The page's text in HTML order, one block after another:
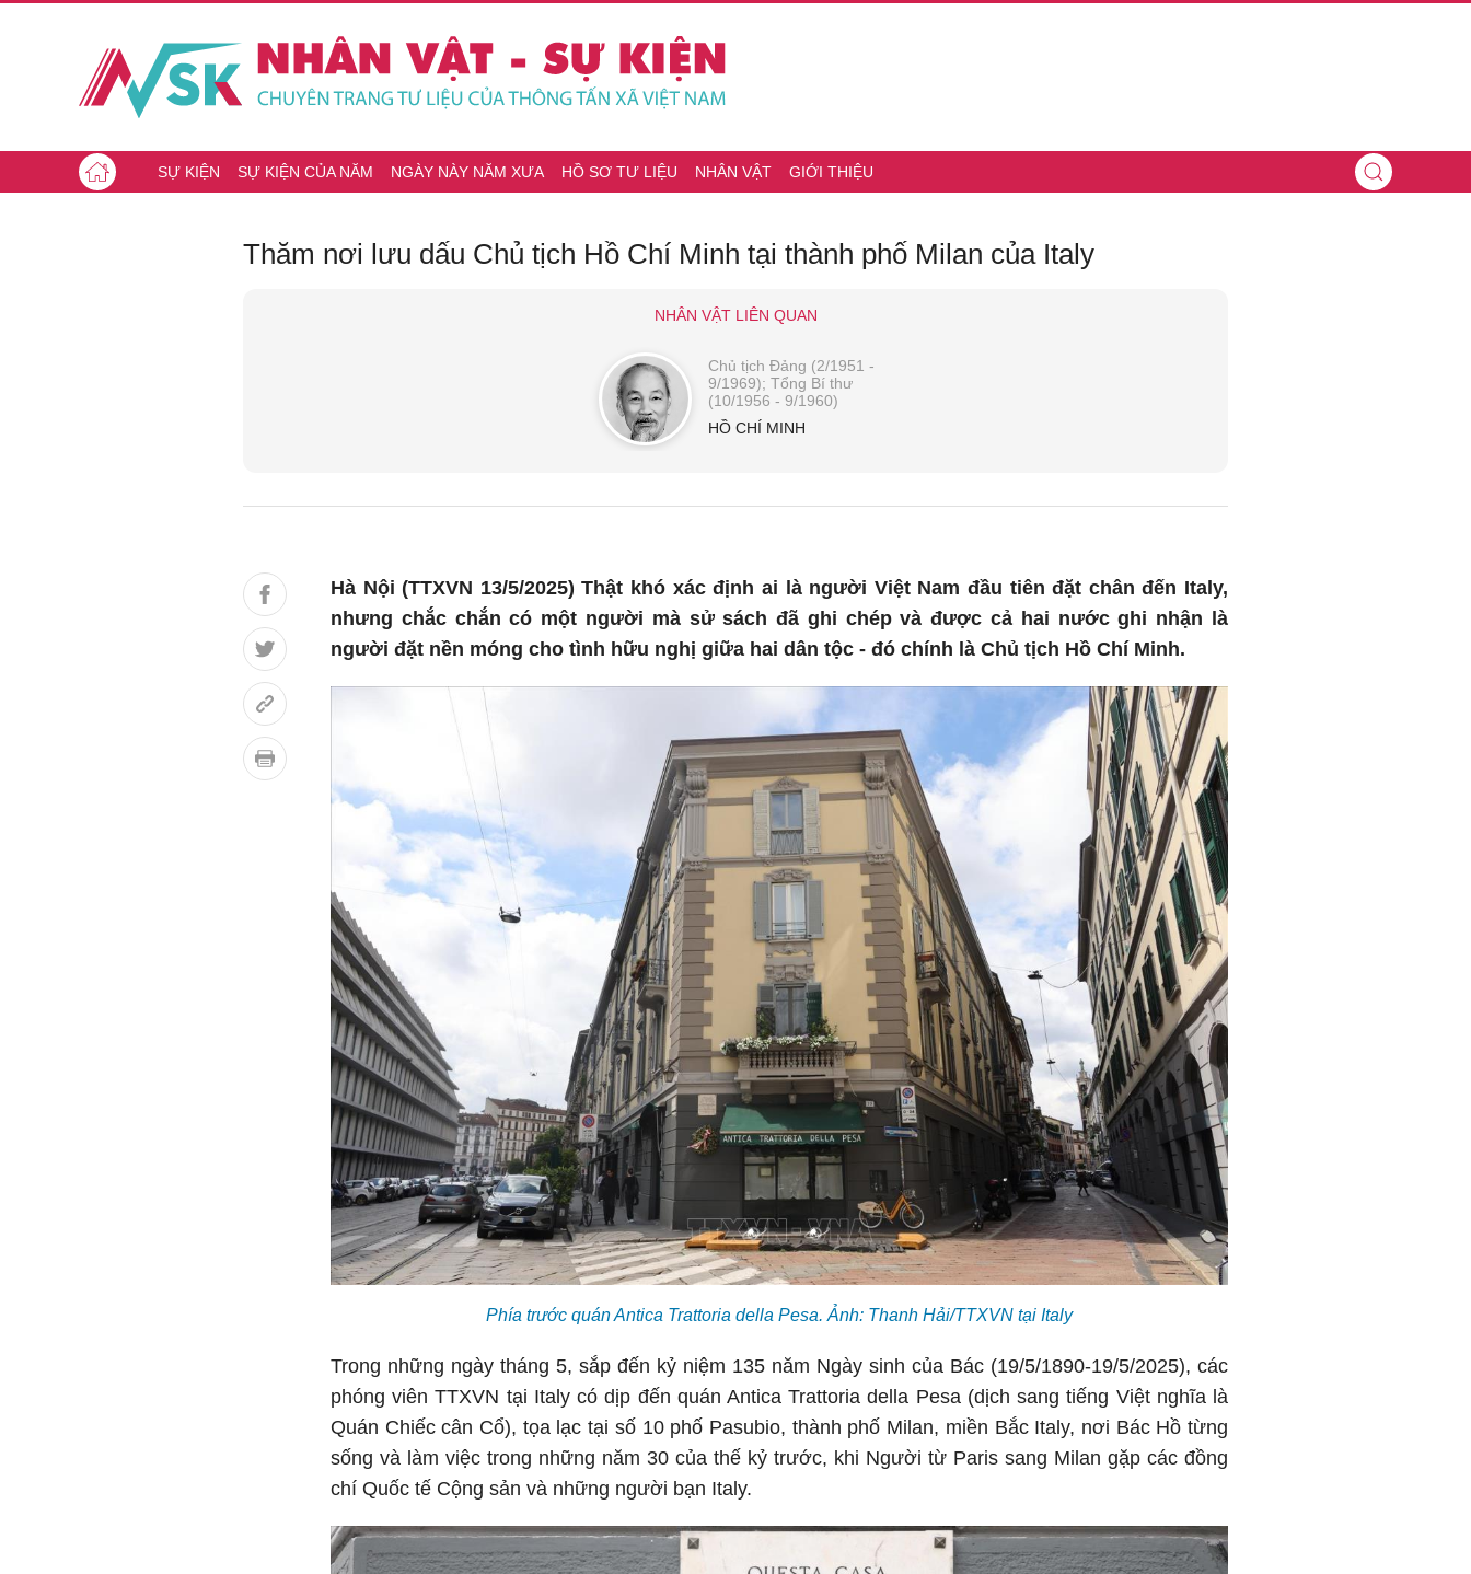
SỰ KIỆN SỰ KIỆN CỦA NĂM NGÀY NÀY NĂM XƯA HỒ SƠ TƯ LIỆU NHÂN VẬT GIỚI THIỆU
Thăm nơi lưu dấu Chủ tịch Hồ Chí Minh tại thành phố Milan của Italy
NHÂN VẬT LIÊN QUAN
Chủ tịch Đảng (2/1951 -
9/1969); Tổng Bí thư
(10/1956 - 9/1960)
HỒ CHÍ MINH
Hà Nội (TTXVN 13/5/2025) Thật khó xác định ai là người Việt Nam đầu tiên đặt chân đến Italy,
nhưng chắc chắn có một người mà sử sách đã ghi chép và được cả hai nước ghi nhận là
người đặt nền móng cho tình hữu nghị giữa hai dân tộc - đó chính là Chủ tịch Hồ Chí Minh.
Phía trước quán Antica Trattoria della Pesa. Ảnh: Thanh Hải/TTXVN tại Italy
Trong những ngày tháng 5, sắp đến kỷ niệm 135 năm Ngày sinh của Bác (19/5/1890-19/5/2025), các
phóng viên TTXVN tại Italy có dịp đến quán Antica Trattoria della Pesa (dịch sang tiếng Việt nghĩa là
Quán Chiếc cân Cổ), tọa lạc tại số 10 phố Pasubio, thành phố Milan, miền Bắc Italy, nơi Bác Hồ từng
sống và làm việc trong những năm 30 của thế kỷ trước, khi Người từ Paris sang Milan gặp các đồng
chí Quốc tế Cộng sản và những người bạn Italy.